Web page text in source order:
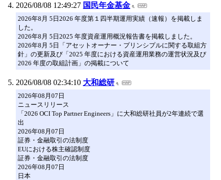
2026/08/08 12:49:27 国民年金基金
2026年8月 5日2026 年度第１四半期運用実績（速報）を掲載しま
した。
2026年8月 5日2025 年度資産運用概況報告書を掲載しました。
2026年8月 5日「アセットオーナー・プリンシプルに関する取組方
針」の更新及び「2025 年度における資産運用業務の運営状況及び
2026 年度の取組計画」の掲載について
2026/08/08 02:34:10 大和総研
2026年08月07日
ニュースリリース
「2026 OCI Top Partner Engineers」に大和総研社員が2年連続で選
出
2026年08月07日
証券・金融取引の法制度
EUにおける株主確認制度
証券・金融取引の法制度
2026年08月07日
日本